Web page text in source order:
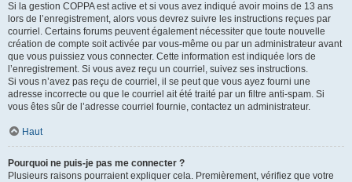
Si la gestion COPPA est active et si vous avez indiqué avoir moins de 13 ans
lors de l’enregistrement, alors vous devrez suivre les instructions reçues par
courriel. Certains forums peuvent également nécessiter que toute nouvelle
création de compte soit activée par vous-même ou par un administrateur avant
que vous puissiez vous connecter. Cette information est indiquée lors de
l’enregistrement. Si vous avez reçu un courriel, suivez ses instructions.
Si vous n’avez pas reçu de courriel, il se peut que vous ayez fourni une
adresse incorrecte ou que le courriel ait été traité par un filtre anti-spam. Si
vous êtes sûr de l’adresse courriel fournie, contactez un administrateur.
Haut
Pourquoi ne puis-je pas me connecter ?
Plusieurs raisons pourraient expliquer cela. Premièrement, vérifiez que votre